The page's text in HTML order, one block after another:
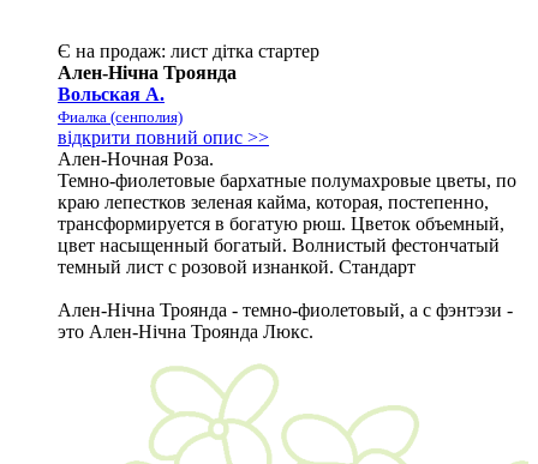
Є на продаж: лист дітка стартер
Ален-Нічна Троянда
Вольская А.
Фиалка (сенполия)
відкрити повний опис >>
Ален-Ночная Роза.
Темно-фиолетовые бархатные полумахровые цветы, по
краю лепестков зеленая кайма, которая, постепенно,
трансформируется в богатую рюш. Цветок объемный,
цвет насыщенный богатый. Волнистый фестончатый
темный лист с розовой изнанкой. Стандарт
Ален-Нічна Троянда - темно-фиолетовый, а с фэнтэзи -
это Ален-Нічна Троянда Люкс.